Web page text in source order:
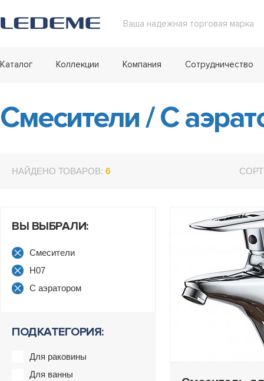
Ваша надежная торговая марка
Каталог Коллекции Компания Сотрудничество
Смесители/С
НАЙДЕНО ТОВАРОВ: 6
ВЫ ВЫБРАЛИ:
Смесители
H07
С аэратором
ПОДКАТЕГОРИЯ:
Для раковины
Для ванны